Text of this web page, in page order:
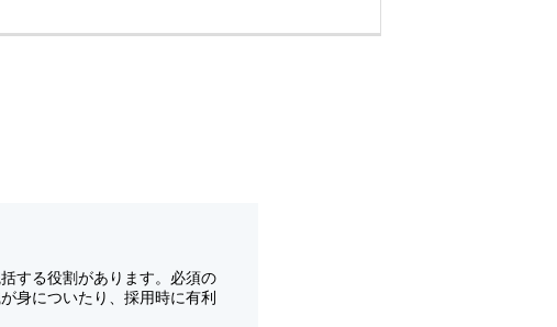
する役割があります。必須の
身についたり、採用時に有利